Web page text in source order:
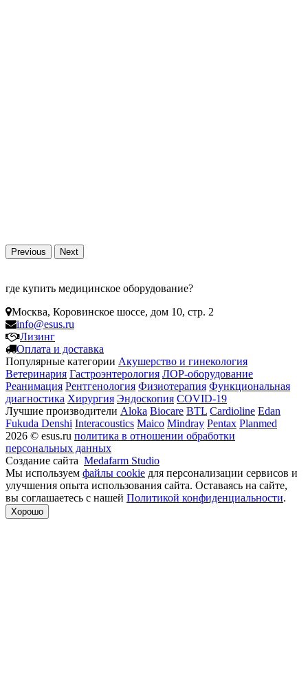
Previous Next
где купить медицинское оборудование?
Москва, Коровинское шоссе, дом 10, стр. 2
info@esus.ru
Лизинг
Оплата и доставка
Популярные категории Акушерство и гинекология
Ветеринария Гастроэнтерология ЛОР-оборудование
Реанимация Рентгенология Физиотерапия Функциональная
диагностика Хирургия Эндоскопия COVID-19
Лучшие производители Aloka Biocare BTL Cardioline Edan
Fukuda Denshi Interacoustics Maico Mindray Pentax Planmed
2026 © esus.ru политика в отношении обработки
персональных данных
Создание сайта Medafarm Studio
Мы используем файлы cookie для персонализации сервисов и
улучшения опыта использования сайта. Оставаясь на сайте,
вы соглашаетесь с нашей Политикой конфиденциальности.
Хорошо